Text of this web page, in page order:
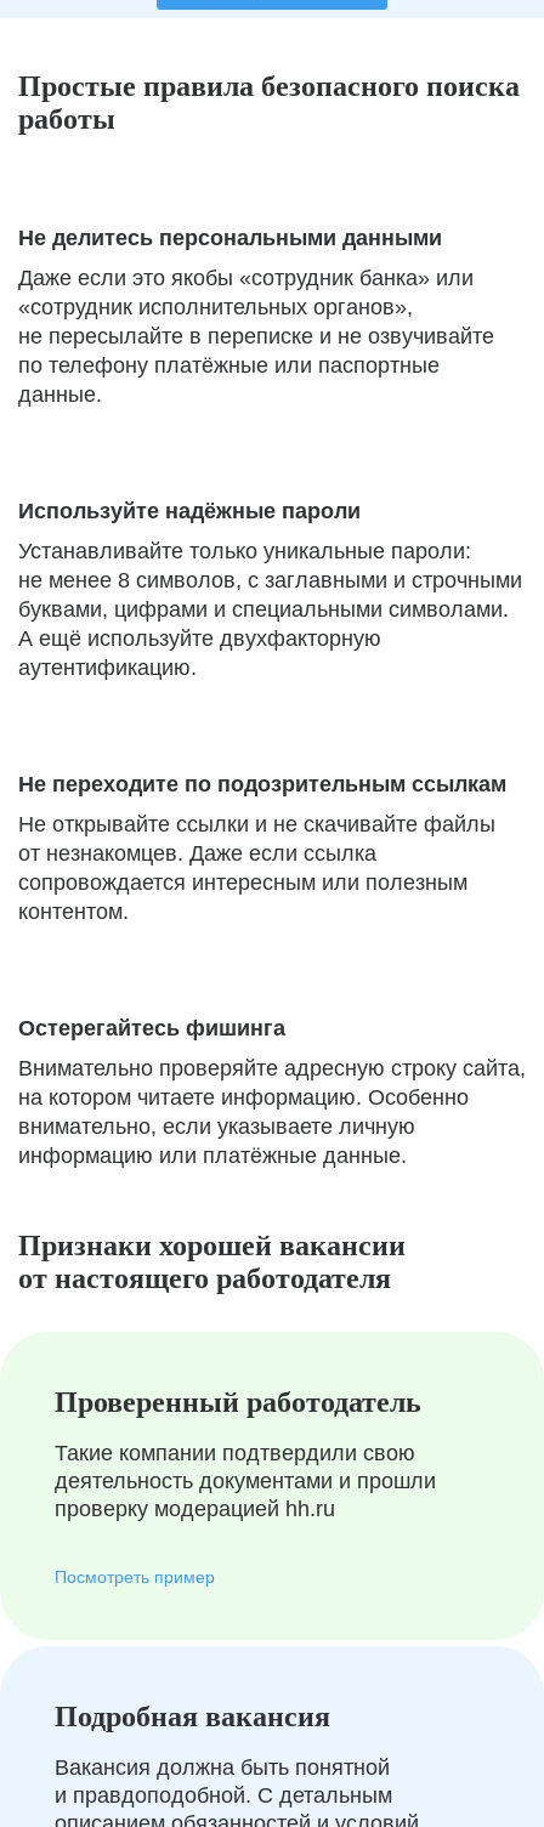
Простые правила безопасного поиска
работы
Не делитесь персональными данными
Даже если это якобы «сотрудник банка» или
«сотрудник исполнительных органов»,
не пересылайте в переписке и не озвучивайте
по телефону платёжные или паспортные
данные.
Используйте надёжные пароли
Устанавливайте только уникальные пароли:
не менее 8 символов, с заглавными и строчными
буквами, цифрами и специальными символами.
А ещё используйте двухфакторную
аутентификацию.
Не переходите по подозрительным ссылкам
Не открывайте ссылки и не скачивайте файлы
от незнакомцев. Даже если ссылка
сопровождается интересным или полезным
контентом.
Остерегайтесь фишинга
Внимательно проверяйте адресную строку сайта,
на котором читаете информацию. Особенно
внимательно, если указываете личную
информацию или платёжные данные.
Признаки хорошей вакансии
от настоящего работодателя
Проверенный работодатель
Такие компании подтвердили свою
деятельность документами и прошли
проверку модерацией hh.ru
Посмотреть пример
Подробная вакансия
Вакансия должна быть понятной
и правдоподобной. С детальным